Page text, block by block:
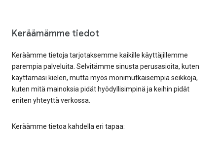
Keräämämme tiedot
Keräämme tietoja tarjotaksemme kaikille käyttäjillemme
parempia palveluita. Selvitämme sinusta perusasioita, kuten
käyttämäsi kielen, mutta myös monimutkaisempia seikkoja,
kuten mitä mainoksia pidät hyödyllisimpinä ja keihin pidät
eniten yhteyttä verkossa.
Keräämme tietoa kahdella eri tapaa: